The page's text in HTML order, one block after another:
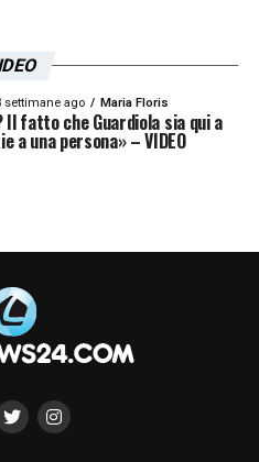
settimane ago Maria Floris
fatto che Guardiola sia qui a
a una persona» – VIDEO